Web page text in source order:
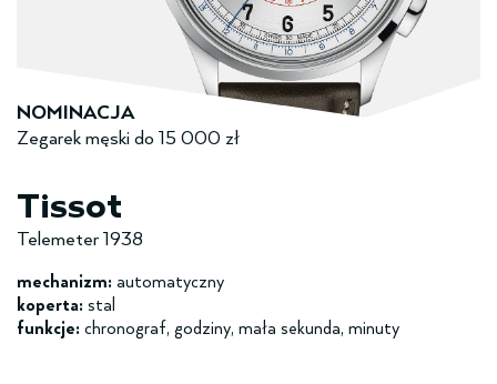
Tissot
Telemeter 1938
mechanizm: automatyczny
koperta: stal
funkcje: chronograf, godziny, mała sekunda, minuty
NOMINACJA
Zegarek męski ­do­­ 15 000 zł